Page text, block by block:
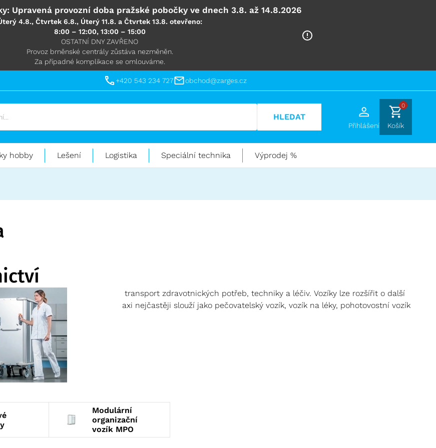
Upravená provozní doba pražské pobočky ve dnech 3.8. až 14.8.2026
4.8., Čtvrtek 6.8., Úterý 11.8. a Čtvrtek 13.8. otevřeno:
8:00 – 12:00, 13:00 – 15:00
OSTATNÍ DNY ZAVŘENO
Provoz brněnské centrály zůstáva nezměněn.
Za případné komplikace se omlouváme.
+420 543 234 727 obchod@zarges.cz
HLEDAT
Přihlášení
0
Košík
hobby Lešení Logistika Speciální technika Výprodej %
vozíky pro pohodlný a bezpečný transport zdravotnických potřeb, techniky a léčiv. Vozíky lze rozšířit o další
je konkrétním účelům.
V praxi nejčastěji slouží jako pečovatelský vozík, vozík na léky, pohotovostní vozík
se neobejde ani bez
Modulární
organizační
vozík MPO